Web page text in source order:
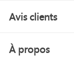
Avis clients
À propos